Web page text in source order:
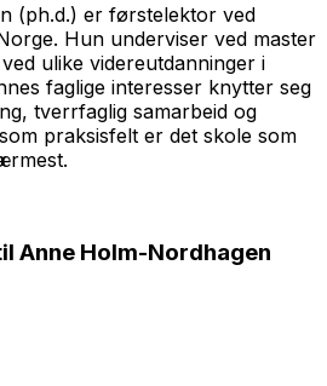
(ph.d.) er førstelektor ved
Hun underviser ved master
ulike videreutdanninger i
faglige interesser knytter seg
tverrfaglig samarbeid og
praksisfelt er det skole som
Anne Holm-Nordhagen